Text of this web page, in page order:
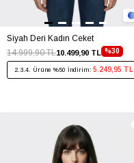
Siyah Deri Kadın Ceket
%30
10.499,90 TL
14.999,90 TL
2.3.4. Ürüne %50 İndirim: 5.249,95 TL